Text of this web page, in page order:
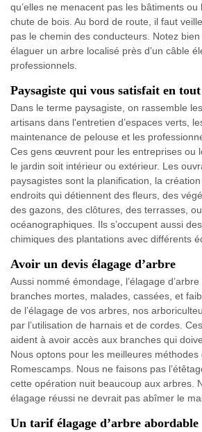
qu’elles ne menacent pas les bâtiments
chute de bois. Au bord de route, il faut
pas le chemin des conducteurs. Notez bien
élaguer un arbre localisé près d’un câble
professionnels.
Paysagiste qui vous satisfait en
Dans le terme paysagiste, on rassemble
artisans dans l'entretien d’espaces verts,
maintenance de pelouse et les
Ces gens œuvrent pour les entreprises ou
le jardin soit intérieur ou extérieur. Les
paysagistes sont la planification, la
endroits qui détiennent des fleurs, des
des gazons, des clôtures, des terrasses,
océanographiques. Ils s’occupent aussi
chimiques des plantations avec différents
Avoir un devis élagage d’arbre
Aussi nommé émondage, l’élagage
branches mortes, malades, cassées, et
de l’élagage de vos arbres, nos
par l’utilisation de harnais et de cordes.
aident à avoir accès aux branches qui
Nous optons pour les meilleures méthodes
Romescamps. Nous ne faisons pas
cette opération nuit beaucoup aux arbres.
élagage réussi ne devrait pas abîmer le
Un tarif élagage d’arbre abordable